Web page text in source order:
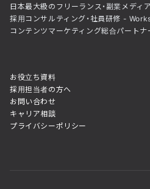
日本最大級のフリーランス・副業メデ
採用コンサルティング・社員研修 -
コンテンツマーケティング総合パート
お役立ち資料
採用担当者の方へ
お問い合わせ
キャリア相談
プライバシーポリシー